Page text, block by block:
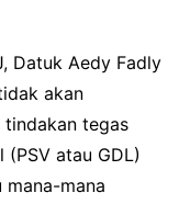
Datuk Aedy Fadly
akan
tegas
atau GDL)
mana-mana